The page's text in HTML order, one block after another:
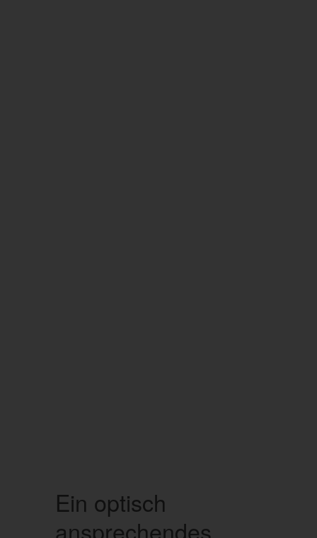
Ein optisch
ansprechendes